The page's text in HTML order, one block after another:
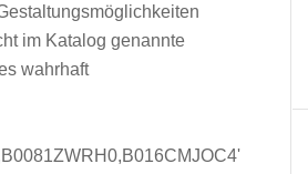
im Katalog genannte
wahrhaft